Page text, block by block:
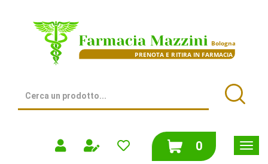
contenuto
Farmacia
Prodotto
0prodotti
inseriti